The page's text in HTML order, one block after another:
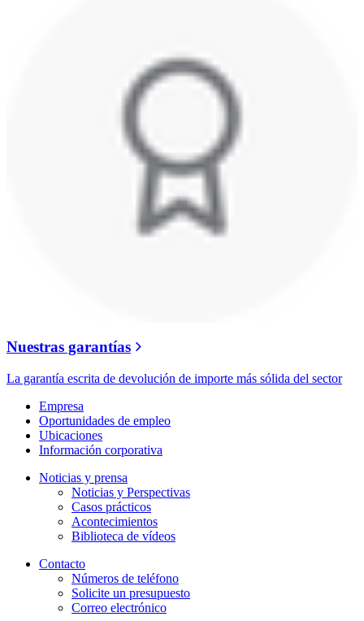
Nuestras garantías
La garantía escrita de devolución de importe más sólida del sector
Empresa
Oportunidades de empleo
Ubicaciones
Información corporativa
Noticias y prensa
Noticias y Perspectivas
Casos prácticos
Acontecimientos
Biblioteca de vídeos
Contacto
Números de teléfono
Solicite un presupuesto
Correo electrónico